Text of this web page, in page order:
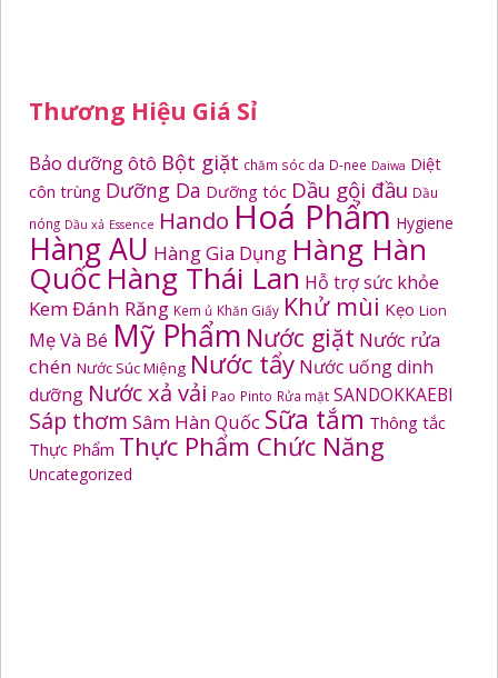
Thương Hiệu Giá Sỉ
Bảo dưỡng ôtô Bột giặt chăm sóc da D-nee Daiwa Diệt
côn trùng Dưỡng Da Dưỡng tóc Dầu gội đầu Dầu
nóng Dầu xả Essence Hando Hoá Phẩm Hygiene
Hàng AU Hàng Gia Dụng Hàng Hàn
Quốc Hàng Thái Lan Hỗ trợ sức khỏe
Kem Đánh Răng Kem ủ Khăn Giấy Khử mùi Kẹo Lion
Mẹ Và Bé Mỹ Phẩm Nước giặt Nước rửa
chén Nước Súc Miệng Nước tẩy Nước uống dinh
dưỡng Nước xả vải Pao Pinto Rửa mặt SANDOKKAEBI
Sáp thơm Sâm Hàn Quốc Sữa tắm Thông tắc
Thực Phẩm Thực Phẩm Chức Năng
Uncategorized